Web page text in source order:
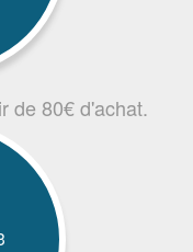
de 80€ d'achat.